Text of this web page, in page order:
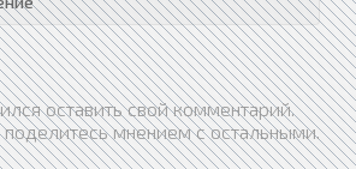
оставить свой комментарий.
мнением с остальными.